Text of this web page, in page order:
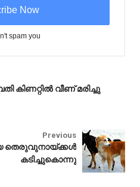
spam you
കിണറ്റിൽ വീണ് മരിച്ചു
Previous
തെരുവുനായ്ക്കൾ
കടിച്ചുകൊന്നു